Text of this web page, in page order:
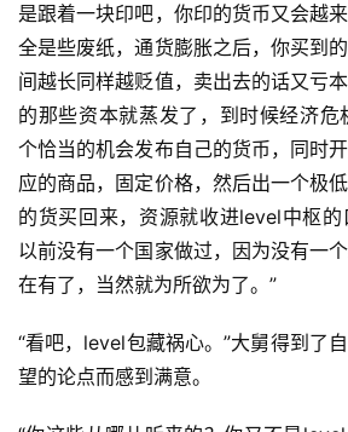
是跟着一块印吧，你印的货币又会越
全是些废纸，通货膨胀之后，你买到
间越长同样越贬值，卖出去的话又亏
的那些资本就蒸发了，到时候经济
个恰当的机会发布自己的货币，同时
应的商品，固定价格，然后出一个极
的货买回来，资源就收进level中枢
以前没有一个国家做过，因为没有一
在有了，当然就为所欲为了。”
“看吧，level包藏祸心。”大舅得到了
望的论点而感到满意。